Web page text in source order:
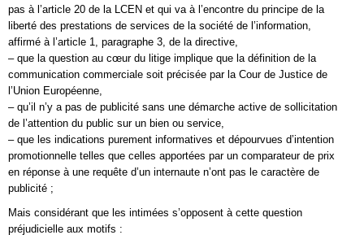
pas à l’article 20 de la LCEN et qui va à l’encontre du principe de la
liberté des prestations de services de la société de l’information,
affirmé à l’article 1, paragraphe 3, de la directive,
– que la question au cœur du litige implique que la définition de la
communication commerciale soit précisée par la Cour de Justice de
l’Union Européenne,
– qu’il n’y a pas de publicité sans une démarche active de sollicitation
de l’attention du public sur un bien ou service,
– que les indications purement informatives et dépourvues d’intention
promotionnelle telles que celles apportées par un comparateur de prix
en réponse à une requête d’un internaute n’ont pas le caractère de
publicité ;
Mais considérant que les intimées s’opposent à cette question
préjudicielle aux motifs :